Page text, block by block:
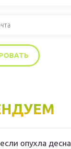
опухла десна